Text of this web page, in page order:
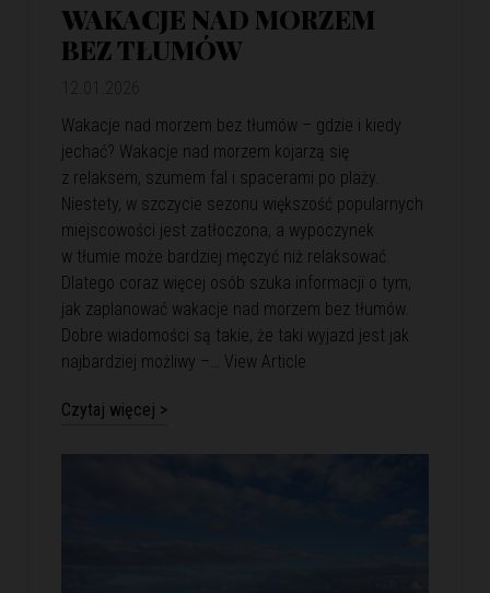
WAKACJE NAD MORZEM
BEZ TŁUMÓW
Wakacje nad morzem bez tłumów – gdzie i kiedy
jechać? Wakacje nad morzem kojarzą się
z relaksem, szumem fal i spacerami po plaży.
Niestety, w szczycie sezonu większość popularnych
miejscowości jest zatłoczona, a wypoczynek
w tłumie może bardziej męczyć niż relaksować.
Dlatego coraz więcej osób szuka informacji o tym,
jak zaplanować wakacje nad morzem bez tłumów.
Dobre wiadomości są takie, że taki wyjazd jest jak
najbardziej możliwy –… View Article
Czytaj więcej >